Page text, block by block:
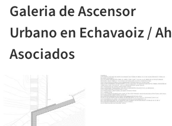
Galeria de Ascensor
Urbano en Echavaoiz / Ah
Asociados